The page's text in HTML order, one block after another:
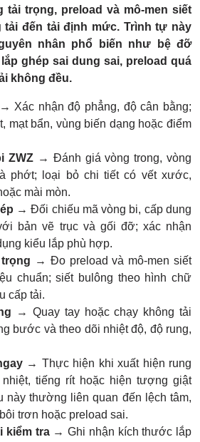
trọng, preload và mô-men siết
đến tải định mức. Trình tự này
nhân phổ biến như bệ đỡ
ghép sai dung sai, preload quá
không đều.
Xác nhận độ phẳng, độ cân bằng;
mạt bẩn, vùng biến dạng hoặc điểm
ZWZ → Đánh giá vòng trong, vòng
phớt; loại bỏ chi tiết có vết xước,
mài mòn.
→ Đối chiếu mã vòng bi, cấp dung
bản vẽ trục và gối đỡ; xác nhận
kiểu lắp phù hợp.
→ Đo preload và mô-men siết
chuẩn; siết bulông theo hình chữ
cấp tải.
→ Quay tay hoặc chạy không tải
bước và theo dõi nhiệt độ, độ rung,
→ Thực hiện khi xuất hiện rung
tiếng rít hoặc hiện tượng giật
này thường liên quan đến lệch tâm,
trơn hoặc preload sai.
kiểm tra→ Ghi nhận kích thước lắp